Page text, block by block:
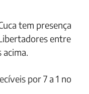
tem presença